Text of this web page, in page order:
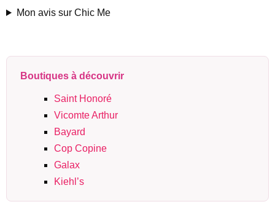
Mon avis sur Chic Me
Boutiques à découvrir
Saint Honoré
Vicomte Arthur
Bayard
Cop Copine
Galax
Kiehl’s